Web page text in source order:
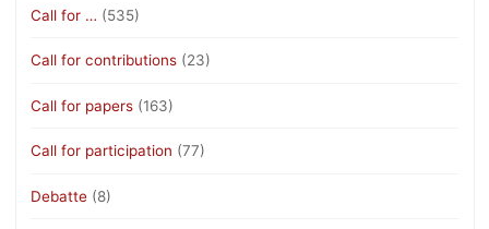
Call for … (535)
Call for contributions (23)
Call for papers (163)
Call for participation (77)
Debatte (8)